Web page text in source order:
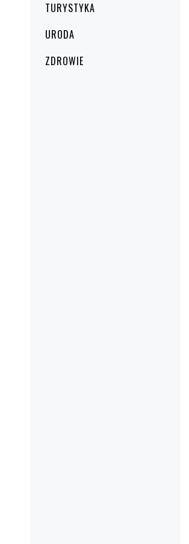
TURYSTYKA
URODA
ZDROWIE